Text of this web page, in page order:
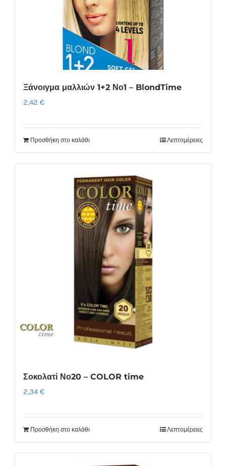
Ξάνοιγμα μαλλιών 1+2 Νο1 – BlondTime
2,42 €
Προσθήκη στο καλάθι Λεπτομέρειες
Σοκολατί Νο20 – COLOR time
2,34 €
Προσθήκη στο καλάθι Λεπτομέρειες